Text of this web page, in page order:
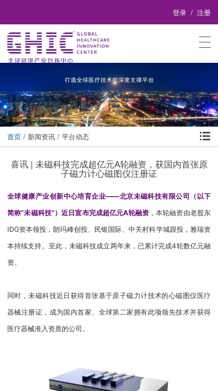
登录 注册
首页 新闻资讯 平台动态 
喜讯 | 未磁科技完成超亿元A轮融资，获国内首张原
子磁力计心磁图仪注册证
全球健康产业创新中心培育企业——北京未磁科技有限公司（以下
简称“未磁科技”）近日宣布完成超亿元A轮融资，本轮融资由老股东
IDG资本领投，朗玛峰创投、民银国际、中关村科学城跟投，雅瑞资
本持续支持。至此，未磁科技成立两年来，已累计完成4轮数亿元融
资。
同时，未磁科技近日获得首张基于原子磁力计技术的心磁图仪医疗
器械注册证，成为国内首家、全球第二家拥有此项领先技术并获得
医疗器械准入资质的公司。